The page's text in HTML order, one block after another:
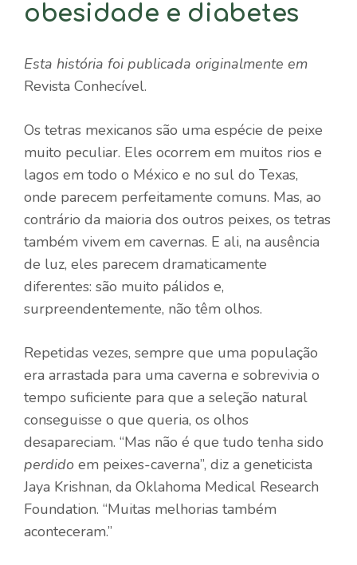
obesidade e diabetes
Esta história foi publicada originalmente em
Revista Conhecível.
Os tetras mexicanos são uma espécie de peixe
muito peculiar. Eles ocorrem em muitos rios e
lagos em todo o México e no sul do Texas,
onde parecem perfeitamente comuns. Mas, ao
contrário da maioria dos outros peixes, os tetras
também vivem em cavernas. E ali, na ausência
de luz, eles parecem dramaticamente
diferentes: são muito pálidos e,
surpreendentemente, não têm olhos.
Repetidas vezes, sempre que uma população
era arrastada para uma caverna e sobrevivia o
tempo suficiente para que a seleção natural
conseguisse o que queria, os olhos
desapareciam. “Mas não é que tudo tenha sido
perdido em peixes-caverna”, diz a geneticista
Jaya Krishnan, da Oklahoma Medical Research
Foundation. “Muitas melhorias também
aconteceram.”